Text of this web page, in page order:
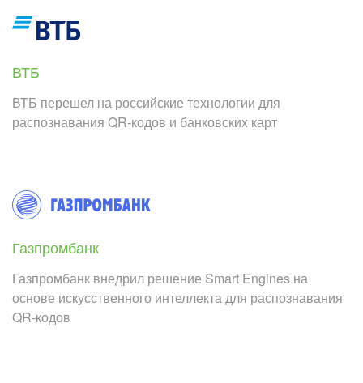
ВТБ
ВТБ перешел на российские технологии для
распознавания QR-кодов и банковских карт
Газпромбанк
Газпромбанк внедрил решение Smart Engines на
основе искусственного интеллекта для распознавания
QR-кодов